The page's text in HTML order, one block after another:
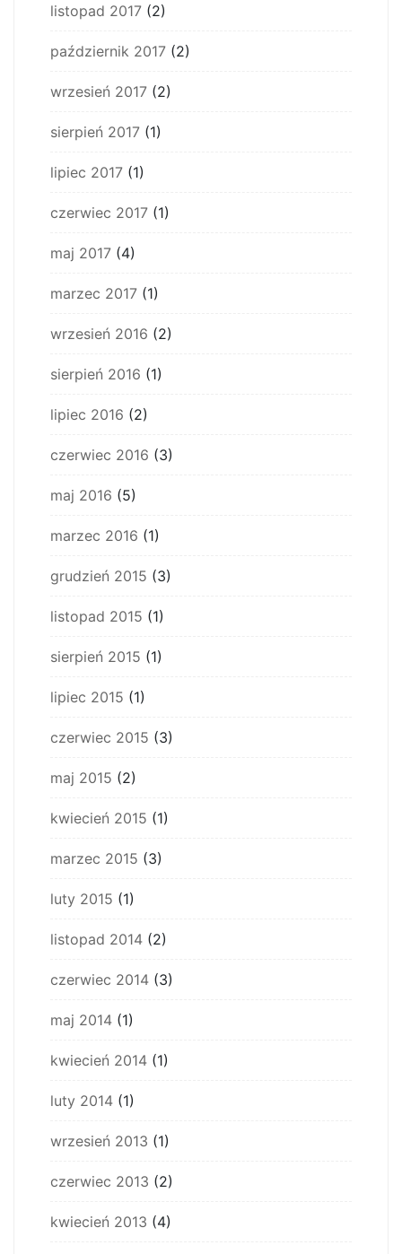
listopad 2017 (2)
październik 2017 (2)
wrzesień 2017 (2)
sierpień 2017 (1)
lipiec 2017 (1)
czerwiec 2017 (1)
maj 2017 (4)
marzec 2017 (1)
wrzesień 2016 (2)
sierpień 2016 (1)
lipiec 2016 (2)
czerwiec 2016 (3)
maj 2016 (5)
marzec 2016 (1)
grudzień 2015 (3)
listopad 2015 (1)
sierpień 2015 (1)
lipiec 2015 (1)
czerwiec 2015 (3)
maj 2015 (2)
kwiecień 2015 (1)
marzec 2015 (3)
luty 2015 (1)
listopad 2014 (2)
czerwiec 2014 (3)
maj 2014 (1)
kwiecień 2014 (1)
luty 2014 (1)
wrzesień 2013 (1)
czerwiec 2013 (2)
kwiecień 2013 (4)